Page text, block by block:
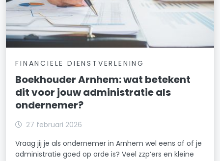
FINANCIELE DIENSTVERLENING
Boekhouder Arnhem: wat betekent
dit voor jouw administratie als
ondernemer?
27 februari 2026
Vraag jij je als ondernemer in Arnhem wel eens af of je
administratie goed op orde is? Veel zzp’ers en kleine